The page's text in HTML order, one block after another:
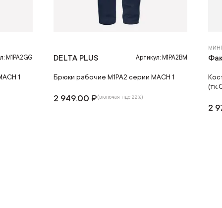
M1PA2GG
1
DELTA PLUS Артикул: M1PA2BM
Брюки рабочие M1PA2 серии MACH 1
2 949.00 ₽(включая ндс 22%)
2